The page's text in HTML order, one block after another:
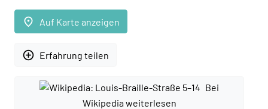
place Auf Karte anzeigen
add_circle_outline Erfahrung teilen
Bei
Wikipedia weiterlesen